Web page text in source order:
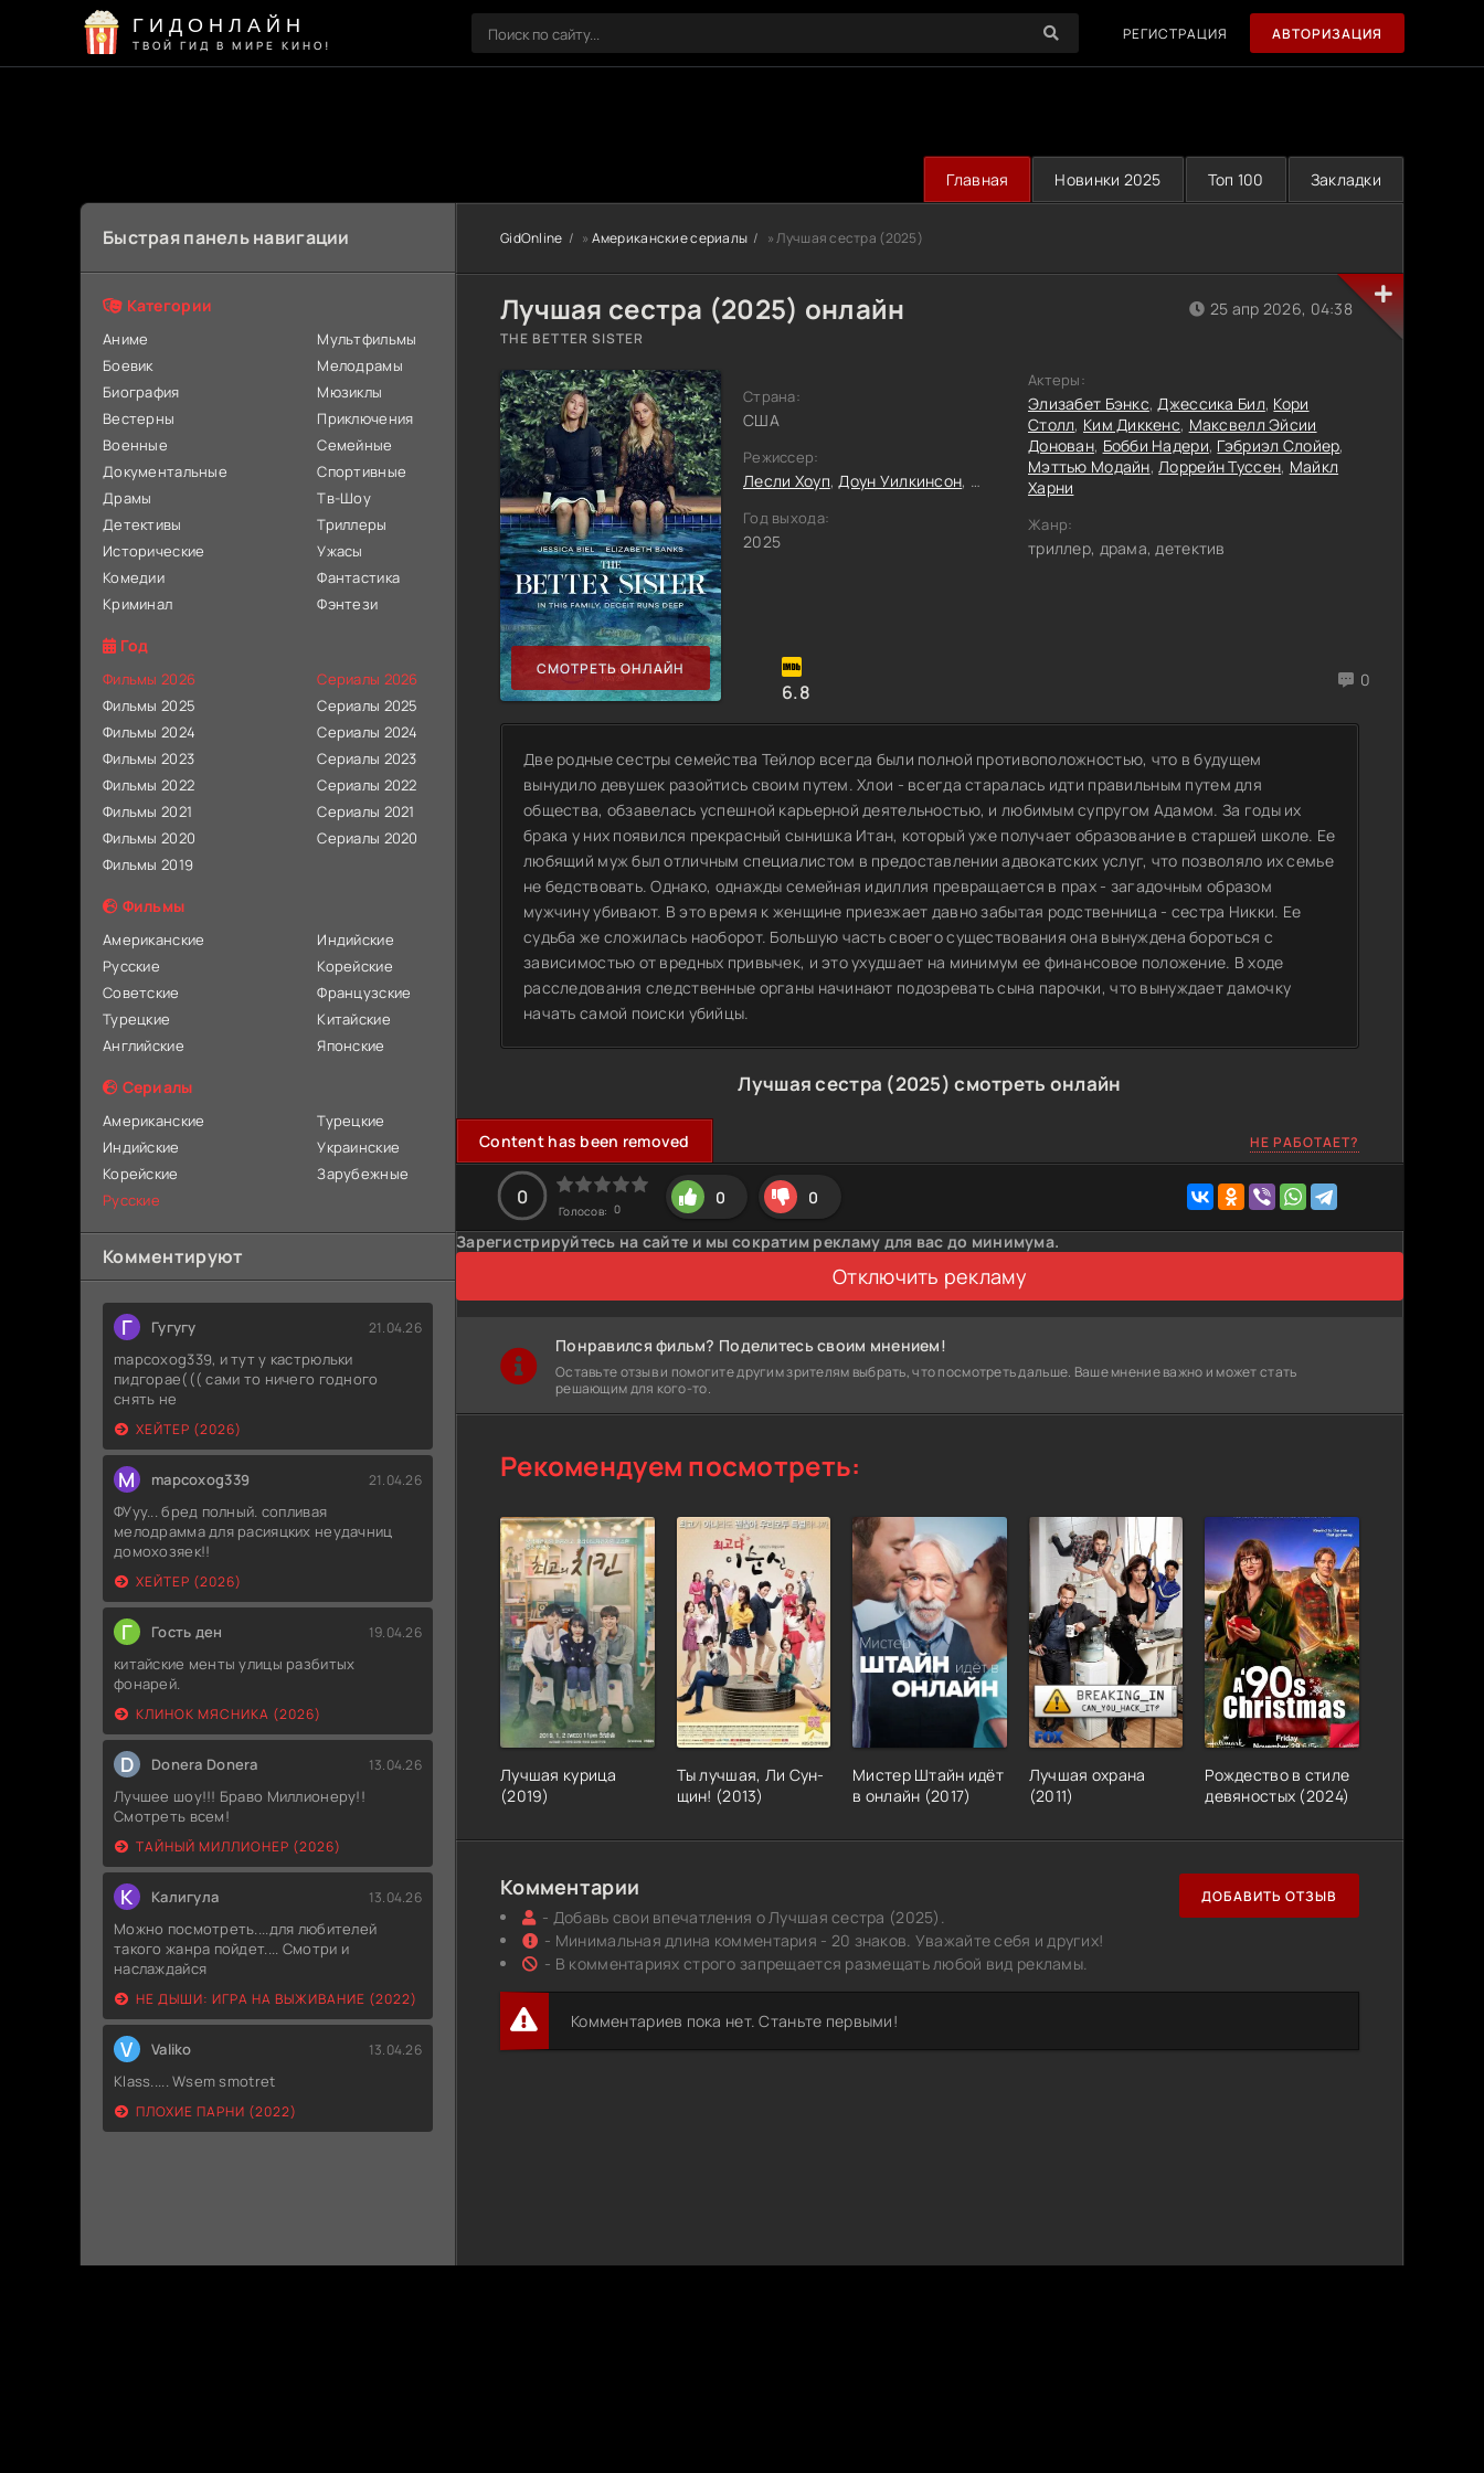
ГИДОНЛАЙН
ТВОЙ ГИД В МИРЕ КИНО!
РЕГИСТРАЦИЯ АВТОРИЗАЦИЯ
Главная Новинки 2025 Топ 100 Закладки
Быстрая панель навигации
Категории
Аниме
Боевик
Биография
Вестерны
Военные
Документальные
Драмы
Детективы
Исторические
Комедии
Криминал
Мультфильмы
Мелодрамы
Мюзиклы
Приключения
Семейные
Спортивные
Тв-Шоу
Триллеры
Ужасы
Фантастика
Фэнтези
Год
Фильмы 2026
Фильмы 2025
Фильмы 2024
Фильмы 2023
Фильмы 2022
Фильмы 2021
Фильмы 2020
Фильмы 2019
Сериалы 2026
Сериалы 2025
Сериалы 2024
Сериалы 2023
Сериалы 2022
Сериалы 2021
Сериалы 2020
Фильмы
Американские
Русские
Советские
Турецкие
Английские
Индийские
Корейские
Французские
Китайские
Японские
Сериалы
Американские
Индийские
Корейские
Русские
Турецкие
Украинские
Зарубежные
Комментируют
Г Гугугу 21.04.26
mapcoxog339, и тут у кастрюльки
пидгорае((( сами то ничего годного
снять не
ХЕЙТЕР (2026)
M mapcoxog339 21.04.26
ФУуу... бред полный. сопливая
мелодрамма для расияцких неудачниц
домохозяек!!
ХЕЙТЕР (2026)
Г Гость ден 19.04.26
китайские менты улицы разбитых
фонарей.
КЛИНОК МЯСНИКА (2026)
D Donera Donera 13.04.26
Лучшее шоу!!! Браво Миллионеру!!
Смотреть всем!
ТАЙНЫЙ МИЛЛИОНЕР (2026)
К Калигула 13.04.26
Можно посмотреть....для любителей
такого жанра пойдет.... Смотри и
наслаждайся
НЕ ДЫШИ: ИГРА НА ВЫЖИВАНИЕ (2022)
V Valiko 13.04.26
Klass..... Wsem smotret
ПЛОХИЕ ПАРНИ (2022)
GidOnline » Американские сериалы » Лучшая сестра (2025)
Лучшая сестра (2025) онлайн
THE BETTER SISTER
СМОТРЕТЬ ОНЛАЙН
Страна:
США
Режиссер:
Лесли Хоуп,Доун Уилкинсон, Крэйг Гиллеспи
Год выхода:
2025
6.8
0
25 апр 2026, 04:38
Актеры:
Элизабет Бэнкс,Джессика Бил, Кори
Столл, Ким Диккенс, Максвелл Эйсии
Донован, Бобби Надери, Гэбриэл Слойер,
Мэттью Модайн,Лоррейн Туссен, Майкл
Харни
Жанр:
триллер, драма, детектив
Две родные сестры семейства Тейлор всегда были полной противоположностью, что в будущем
вынудило девушек разойтись своим путем. Хлои - всегда старалась идти правильным путем для
общества, обзавелась успешной карьерной деятельностью, и любимым супругом Адамом. За годы их
брака у них появился прекрасный сынишка Итан, который уже получает образование в старшей школе. Ее
любящий муж был отличным специалистом в предоставлении адвокатских услуг, что позволяло их семье
не бедствовать. Однако, однажды семейная идиллия превращается в прах - загадочным образом
мужчину убивают. В это время к женщине приезжает давно забытая родственница - сестра Никки. Ее
судьба же сложилась наоборот. Большую часть своего существования она вынуждена бороться с
зависимостью от вредных привычек, и это ухудшает на минимум ее финансовое положение. В ходе
расследования следственные органы начинают подозревать сына парочки, что вынуждает дамочку
начать самой поиски убийцы.
Лучшая сестра (2025) смотреть онлайн
Content has been removed НЕ РАБОТАЕТ?
0
Голосов: 0
0 0
Зарегистрируйтесь на сайте и мы сократим рекламу для вас до минимума.
Отключить рекламу
Понравился фильм? Поделитесь своим мнением!
Оставьте отзыв и помогите другим зрителям выбрать, что посмотреть дальше. Ваше мнение важно и может стать
решающим для кого-то.
Рекомендуем посмотреть:
Лучшая курица
(2019)
Ты лучшая, Ли Сун-
щин! (2013)
Мистер Штайн идёт
в онлайн (2017)
Лучшая охрана
(2011)
Рождество в стиле
девяностых (2024)
Комментарии
- Добавь свои впечатления о Лучшая сестра (2025).
- Минимальная длина комментария - 20 знаков. Уважайте себя и других!
- В комментариях строго запрещается размещать любой вид рекламы.
ДОБАВИТЬ ОТЗЫВ
Комментариев пока нет. Станьте первыми!